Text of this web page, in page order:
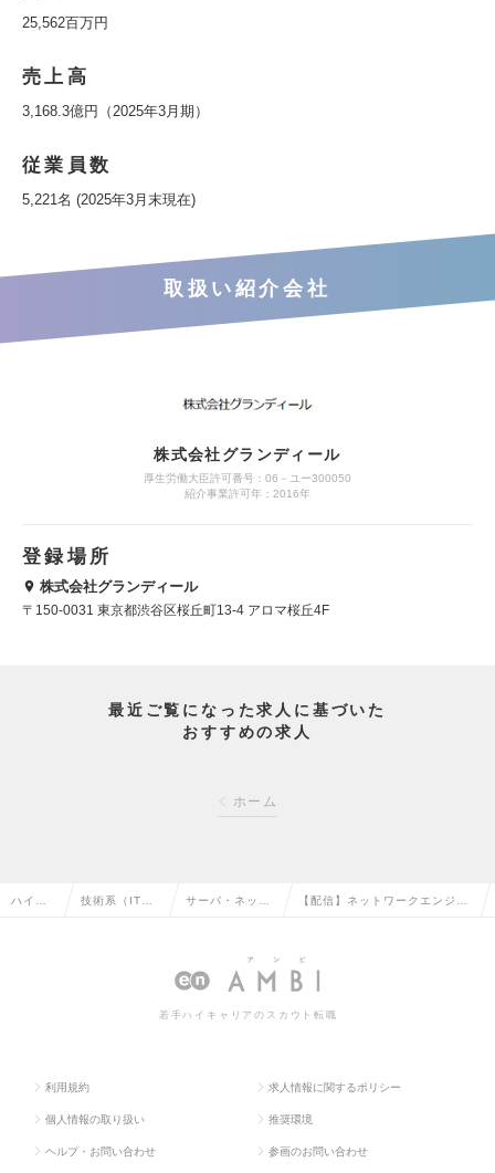
25,562百万円
売上高
3,168.3億円（2025年3月期）
従業員数
5,221名 (2025年3月末現在)
取扱い紹介会社
株式会社グランディール
厚生労働大臣許可番号：06－ユー300050
紹介事業許可年：2016年
登録場所
株式会社グランディール
〒150-0031 東京都渋谷区桜丘町13-4 アロマ桜丘4F
最近ご覧になった求人に基づいた
おすすめの求人
ホーム
ハイク 技術系（IT・ サーバ・ネット
アの転職
【配信】ネットワークエンジニ
補）の求人情報
若手ハイキャリアのスカウト転職
利用規約 求人情報に関するポリシー
個人情報の取り扱い 推奨環境
ヘルプ・お問い合わせ 参画のお問い合わせ